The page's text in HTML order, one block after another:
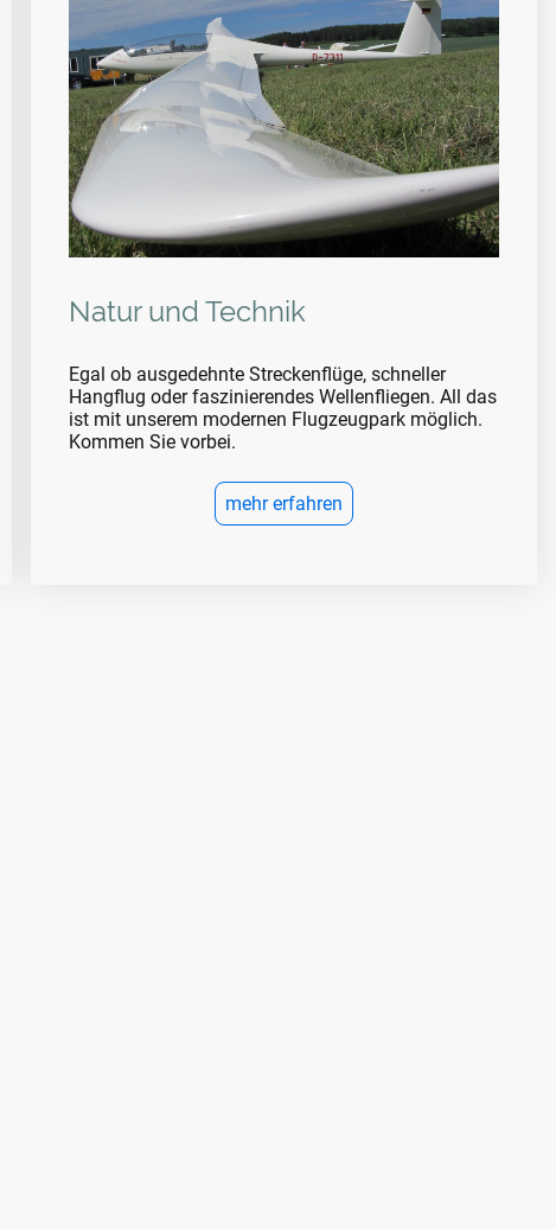
Natur und Technik
Egal ob ausgedehnte Streckenflüge, schneller
Hangflug oder faszinierendes Wellenfliegen. All das
ist mit unserem modernen Flugzeugpark möglich.
Kommen Sie vorbei.
mehr erfahren